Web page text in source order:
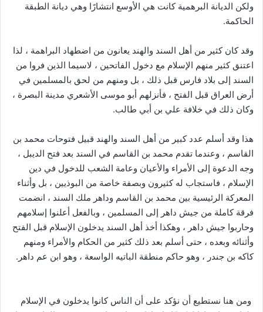
ولكن الديانة البرهمية كانت هي الأوسع انتشارًا وهي ديانة الطبقة
الحاكمة.
وقد كان كثير من أهل السند والهند يعانون من اضطهاد البراهمة ، لذا
اعتنق كثير منهم الإسلام مع دخول الفاتحين ، لاسيما الذين فروا من
السند إلى بلاد فارس قبل ذلك ، بل ومنهم من لحق بالمسلمين في
أرض العراق قبل الفتح ، فأنزلهم أبو موسى الأشعري مدينة البصرة ،
وكان ذلك في خلافة علي بن أبي طالب.
هذا وقد أسلم عدد كبير من أهل السند والهند قبيل فتوحات محمد بن
القاسم ، وعندما تقدم محمد بن القاسم في السند بعد فتح الديبل ،
وجه الدعوة إلى الأمراء والأعيان وعامة الشعب للدخول في دين
الإسلام ، فاستجاب له كثيرون وبصفة خاصة من البوذيين ، بل وأثناء
المعركة الرئيسية بين محمد بن القاسم وداهر ملك السند ، انضمت
فرقة كاملة من جيش داهر إلى المسلمين ، وبالفعل أعلنوا إسلامهم
وحاربوا جيش داهر ، وهكذا أخذ أهل السند يدخلون الإسلام قبل الفتح
وأثنائه وبعده ، حتى أسلم بعد ذلك كثير من الحكام والأمراء ومنهم
كاكه بن جندر ، وهو حاكم منطقة الباتيه الواسعة ، وهو ابن عم داهر.
ومن هنا نستطيع أن نؤكد على أن الناس كانوا يدخلون في الإسلام